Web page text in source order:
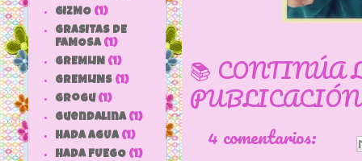
📚 CONTINÚA
4 comentarios:
GIZMO (1)
GRASITAS DE
FAMOSA (1)
GREMLIN (1)
GREMLINS (1)
grogu (1)
Guendalina (1)
HADA AGUA (1)
HADA FUEGO (1)